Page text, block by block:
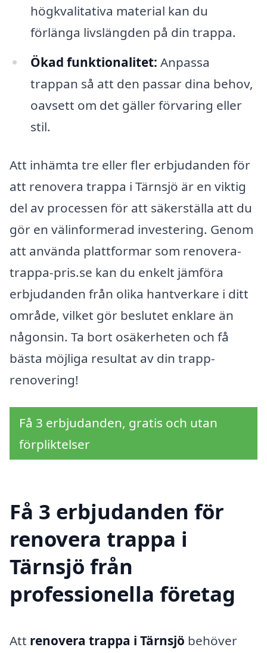
högkvalitativa material kan du
förlänga livslängden på din trappa.
Ökad funktionalitet: Anpassa
trappan så att den passar dina behov,
oavsett om det gäller förvaring eller
stil.
Att inhämta tre eller fler erbjudanden för
att renovera trappa i Tärnsjö är en viktig
del av processen för att säkerställa att du
gör en välinformerad investering. Genom
att använda plattformar som renovera-
trappa-pris.se kan du enkelt jämföra
erbjudanden från olika hantverkare i ditt
område, vilket gör beslutet enklare än
någonsin. Ta bort osäkerheten och få
bästa möjliga resultat av din trapp-
renovering!
Få 3 erbjudanden, gratis och utan
förpliktelser
Få 3 erbjudanden för
renovera trappa i
Tärnsjö från
professionella företag
Att renovera trappa i Tärnsjö behöver